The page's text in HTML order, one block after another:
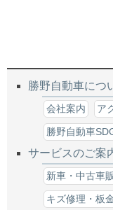
勝野自動車につ
会社案内 ア
勝野自動車
サービスのご案
新車・中古車
キズ修理・板